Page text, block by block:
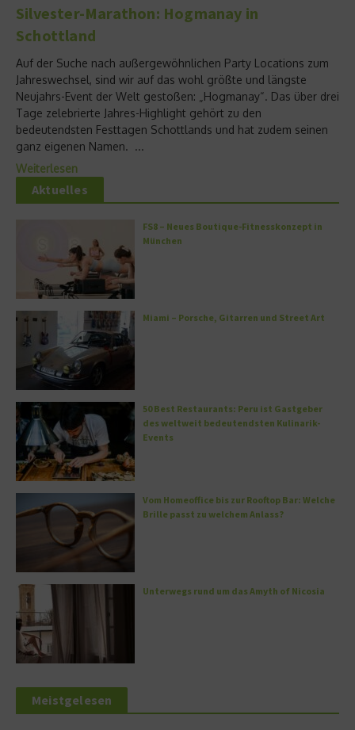
Silvester-Marathon: Hogmanay in
Schottland
Auf der Suche nach außergewöhnlichen Party Locations zum
Jahreswechsel, sind wir auf das wohl größte und längste
Neujahrs-Event der Welt gestoßen: „Hogmanay“. Das über drei
Tage zelebrierte Jahres-Highlight gehört zu den
bedeutendsten Festtagen Schottlands und hat zudem seinen
ganz eigenen Namen. ...
Weiterlesen
Aktuelles
FS8 – Neues Boutique-Fitnesskonzept in
München
Miami – Porsche, Gitarren und Street Art
50 Best Restaurants: Peru ist Gastgeber
des weltweit bedeutendsten Kulinarik-
Events
Vom Homeoffice bis zur Rooftop Bar: Welche
Brille passt zu welchem Anlass?
Unterwegs rund um das Amyth of Nicosia
Meistgelesen